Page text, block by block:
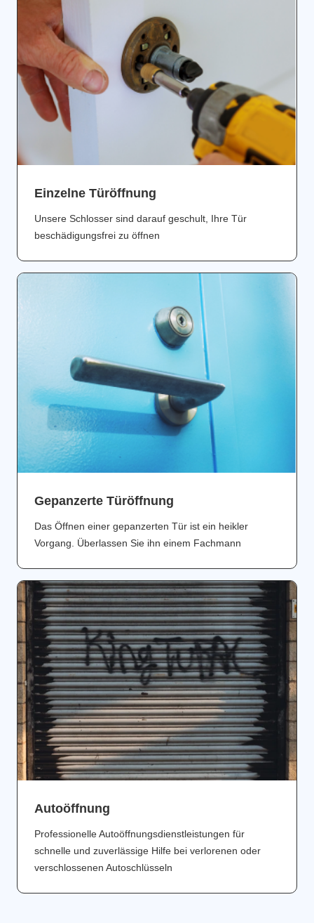
Einzelne Türöffnung
Unsere Schlosser sind darauf geschult, Ihre Tür
beschädigungsfrei zu öffnen
Gepanzerte Türöffnung
Das Öffnen einer gepanzerten Tür ist ein heikler
Vorgang. Überlassen Sie ihn einem Fachmann
Аutoöffnung
Professionelle Autoöffnungsdienstleistungen für
schnelle und zuverlässige Hilfe bei verlorenen oder
verschlossenen Autoschlüsseln